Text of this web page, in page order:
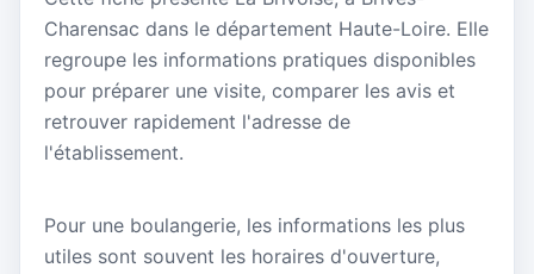
Charensac dans le département Haute-Loire. Elle
regroupe les informations pratiques disponibles
pour préparer une visite, comparer les avis et
retrouver rapidement l'adresse de
l'établissement.
Pour une boulangerie, les informations les plus
utiles sont souvent les horaires d'ouverture,